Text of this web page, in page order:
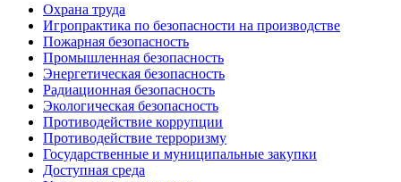
Охрана труда
Игропрактика по безопасности на производстве
Пожарная безопасность
Промышленная безопасность
Энергетическая безопасность
Радиационная безопасность
Экологическая безопасность
Противодействие коррупции
Противодействие терроризму
Государственные и муниципальные закупки
Доступная среда